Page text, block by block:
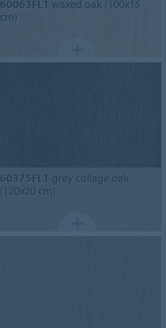
60063FL1 waxed oak (100x15
cm)
60375FL1 grey collage oak
(120x20 cm)